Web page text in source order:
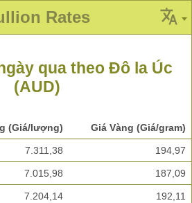
Rates
qua theo Đô la Úc
(AUD)
(Giá/lượng) Giá Vàng (Giá/gram)
7.311,38 194,97
7.015,98 187,09
7.204,14 192,11